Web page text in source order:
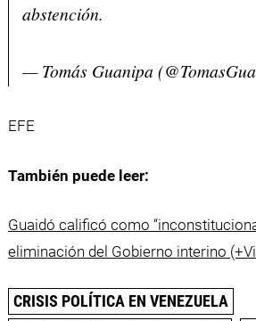
abstención.
— Tomás Guanipa
EFE
También puede leer:
Guaidó calificó como
eliminación del Gobierno interino
CRISIS POLÍTICA EN VENEZUELA